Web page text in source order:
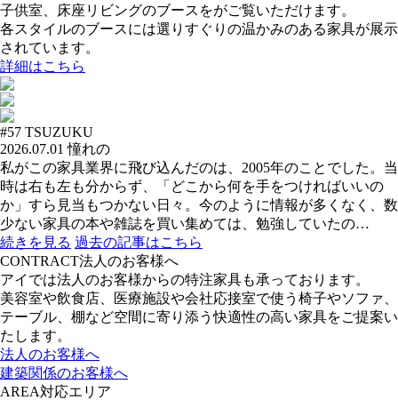
子供室、床座リビングのブースをがご覧いただけます。
各スタイルのブースには選りすぐりの温かみのある家具が展示
されています。
詳細はこちら
#57 TSUZUKU
2026.07.01 憧れの
私がこの家具業界に飛び込んだのは、2005年のことでした。当
時は右も左も分からず、「どこから何を手をつければいいの
か」すら見当もつかない日々。今のように情報が多くなく、数
少ない家具の本や雑誌を買い集めては、勉強していたの…
続きを見る 過去の記事はこちら
CONTRACT法人のお客様へ
アイでは法人のお客様からの特注家具も承っております。
美容室や飲食店、医療施設や会社応接室で使う椅子やソファ、
テーブル、棚など空間に寄り添う快適性の高い家具をご提案い
たします。
法人のお客様へ
建築関係のお客様へ
AREA対応エリア